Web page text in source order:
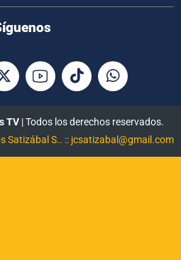
TV| Todos los derechos reservados.
Satizábal S.. :: jcsatizabal@gmail.com